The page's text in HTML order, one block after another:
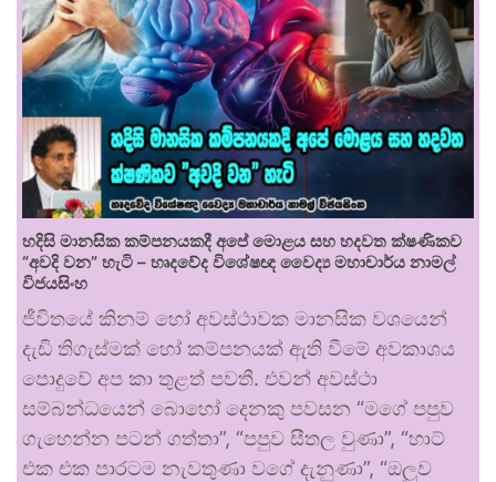
හදිසි මානසික කම්පනයකදී අපේ මොළය සහ හදවත ක්ෂණිකව
“අවදි වන” හැටි – හෘදවේද විශේෂඥ වෛද්‍ය මහාචාර්ය නාමල්
විජයසිංහ
ජීවිතයේ කිනම් හෝ අවස්ථාවක මානසික වශයෙන්
දැඩි තිගැස්මක් හෝ කම්පනයක් ඇති වීමේ අවකාශය
පොදුවේ අප කා තුළත් පවතී. එවන් අවස්ථා
සම්බන්ධයෙන් බොහෝ දෙනකු පවසන “මගේ පපුව
ගැහෙන්න පටන් ගත්තා”, “පපුව සීතල වුණා”, “හාට්
එක එක පාරටම නැවතුණා වගේ දැනුණා”, “ඔලුව